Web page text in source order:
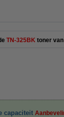
TN-325BK toner
capaciteit